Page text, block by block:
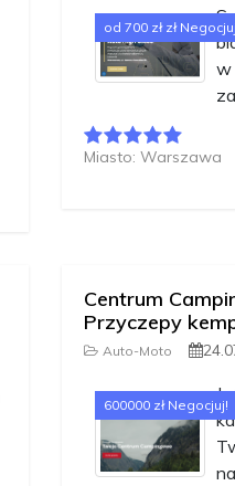
od 700 zł zł
w
Miasto: Warszawa
Centrum
Przyczepy
Auto-Moto
600000 zł Negocjuj!